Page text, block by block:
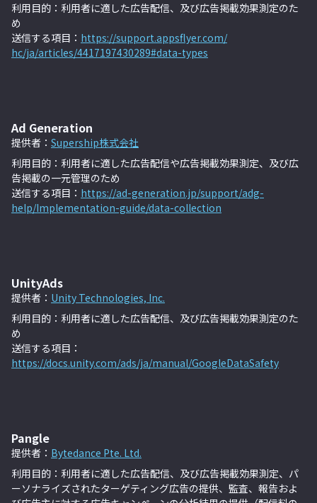
利用目的：利用者に適した広告配信、及び広告掲載効果測定のた
め
送信する項目： https://support.appsflyer.com/
hc/ja/articles/4417197430289#data-types
Ad Generation
提供者： Supership株式会社
利用目的：利用者に適した広告配信や広告掲載効果測定、及び広
告掲載の一元管理のため
送信する項目： https://ad-generation.jp/support/adg-
help/Implementation-guide/data-collection
UnityAds
提供者： Unity Technologies, Inc.
利用目的：利用者に適した広告配信、及び広告掲載効果測定のた
め
送信する項目：
https://docs.unity.com/ads/ja/manual/GoogleDataSafety
Pangle
提供者： Bytedance Pte. Ltd.
利用目的：利用者に適した広告配信、及び広告掲載効果測定、パ
ーソナライズされたターゲティング広告の提供、監査、報告およ